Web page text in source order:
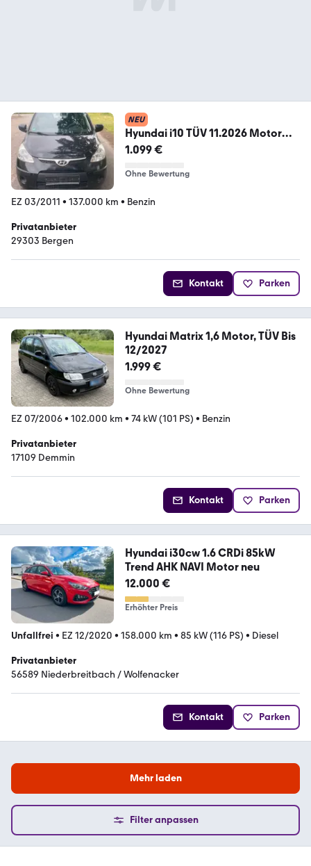
NEU
Hyundai i10 TÜV 11.2026 Motor
Getriebe Ok
1.099 €
Ohne Bewertung
EZ 03/2011 • 137.000 km • Benzin
Privatanbieter
29303 Bergen
Kontakt Parken
Hyundai Matrix 1,6 Motor, TÜV Bis
12/2027
1.999 €
Ohne Bewertung
EZ 07/2006• 102.000 km • 74 kW (101 PS) • Benzin
Privatanbieter
17109 Demmin
Kontakt Parken
Hyundai i30cw 1.6 CRDi 85kW
Trend AHK NAVI Motor neu
12.000 €
Erhöhter Preis
Unfallfrei • EZ 12/2020 • 158.000 km • 85 kW (116 PS) • Diesel
Privatanbieter
56589 Niederbreitbach / Wolfenacker
Kontakt Parken
Mehr laden
Filter anpassen